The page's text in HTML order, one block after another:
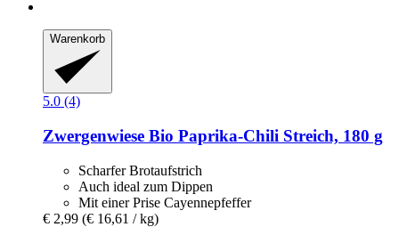
Warenkorb
5.0 (4)
Zwergenwiese Bio Paprika-​Chili Streich, 180 g
Scharfer Brotaufstrich
Auch ideal zum Dippen
Mit einer Prise Cayennepfeffer
€ 2,99 (€ 16,61 / kg)